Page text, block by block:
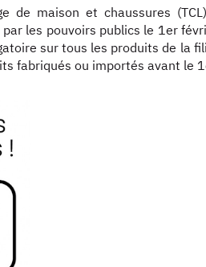
de maison et chaussures
les pouvoirs publics le 1er
sur tous les produits de la
fabriqués ou importés avant le